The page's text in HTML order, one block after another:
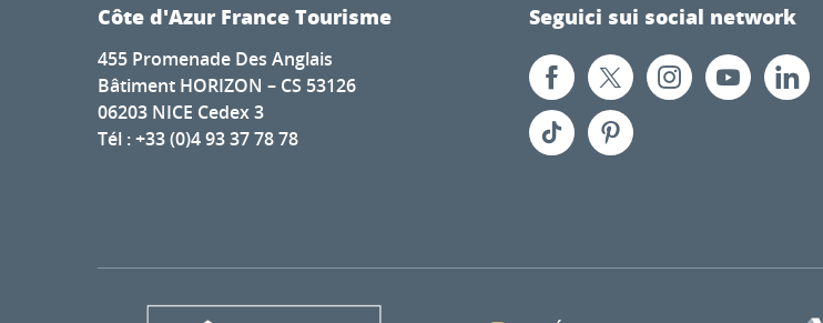
Côte d'Azur France Tourisme
455 Promenade Des Anglais
Bâtiment HORIZON – CS 53126
06203 NICE Cedex 3
Tél : +33 (0)4 93 37 78 78
Seguici sui social network